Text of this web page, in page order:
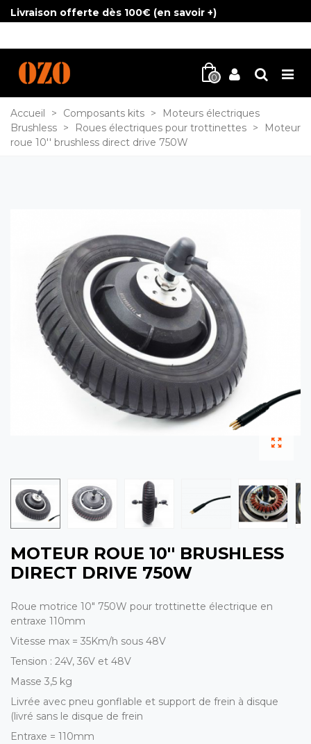
Livraison offerte dès 100€ (en savoir +)
0
Accueil > Composants kits >
Moteurs électriques
Brushless > Roues électriques pour trottinettes >
Moteur
roue 10'' brushless direct drive 750W
MOTEUR ROUE 10'' BRUSHLESS
DIRECT DRIVE 750W
Roue motrice 10" 750W pour trottinette électrique en
entraxe 110mm
Vitesse max = 35Km/h sous 48V
Tension : 24V, 36V et 48V
Masse 3,5 kg
Livrée avec pneu gonflable et support de frein à disque
(livré sans le disque de frein
Entraxe = 110mm